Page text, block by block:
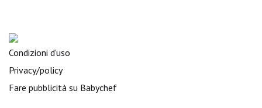
Condizioni d'uso
Privacy/policy
Fare pubblicità su Babychef